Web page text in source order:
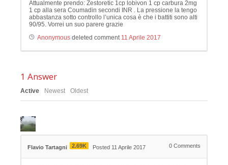
Attualmente prendo: Zestoretic 1cp lobivon 1 cp carbura 2mg
1 cp alla sera Coumadin secondi INR . La pressione la tengo
abbastanza sotto controllo l’unica cosa è che i battiti sono alti
90/95. Vorrei un suo parere grazie
Anonymous deleted comment 11 Aprile 2017
1 Answer
Active Newest Oldest
Flavio Tartagni 2.69K Posted 11 Aprile 2017 0 Comments